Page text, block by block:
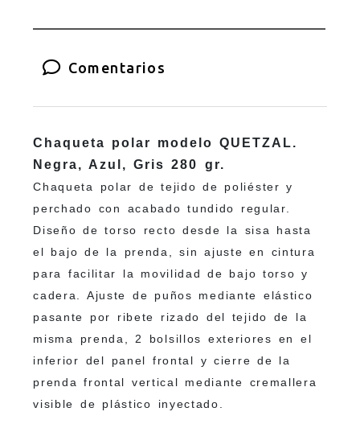
Comentarios
Chaqueta polar modelo QUETZAL.
Negra, Azul, Gris 280 gr.
Chaqueta polar de tejido de poliéster y
perchado con acabado tundido regular.
Diseño de torso recto desde la sisa hasta
el bajo de la prenda, sin ajuste en cintura
para facilitar la movilidad de bajo torso y
cadera. Ajuste de puños mediante elástico
pasante por ribete rizado del tejido de la
misma prenda, 2 bolsillos exteriores en el
inferior del panel frontal y cierre de la
prenda frontal vertical mediante cremallera
visible de plástico inyectado.